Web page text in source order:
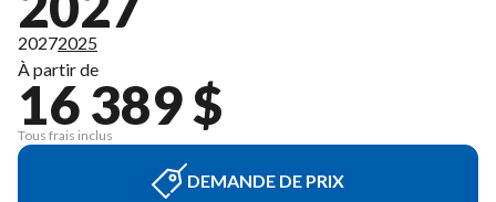
20272025
À partir de
16 389 $
Tous frais inclus
DEMANDE DE PRIX